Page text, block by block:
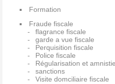
Formation
Fraude fiscale
flagrance fiscale
garde a vue fiscale
Perquisition fiscale
Police fiscale
Régularisation et amnistie
sanctions
Visite domciliaire fiscale